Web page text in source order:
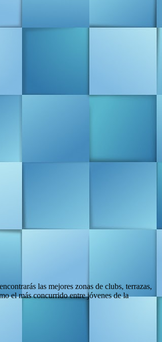
las mejores zonas de clubs, terrazas,
el más concurrido entre jóvenes de la